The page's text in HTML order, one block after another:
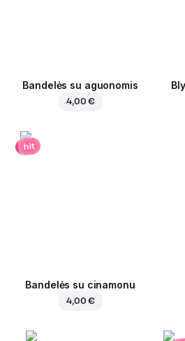
Bandelės su aguonomis
4,00 €
hit
Bandelės su cinamonu
4,00 €